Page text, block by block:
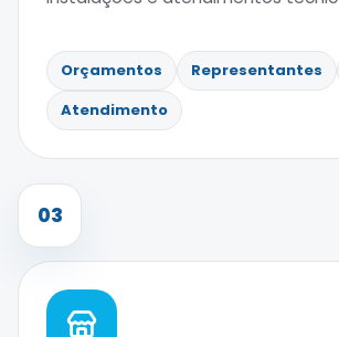
Orçamentos Representantes
Atendimento
03